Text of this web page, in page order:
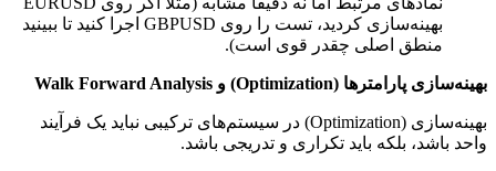
بهینه‌سازی کردید، تست را روی GBPUSD اجرا کنید تا ببینید
منطق اصلی چقدر قوی است).
بهینه‌سازی پارامترها (Optimization) و Walk Forward Analysis
بهینه‌سازی (Optimization) در سیستم‌های ترکیبی نباید یک فرآیند
واحد باشد، بلکه باید تکراری و تدریجی باشد.